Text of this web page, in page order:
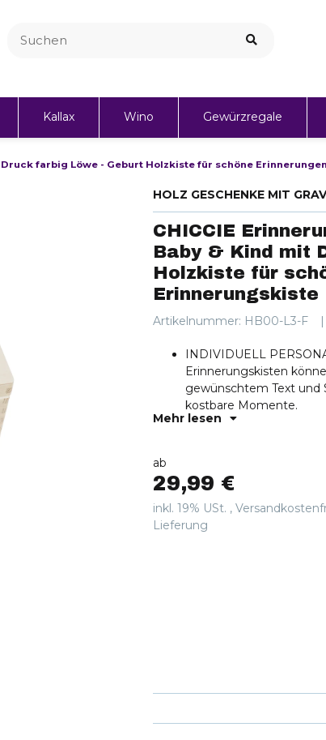
Kallax Wino Gewürzregale
Personalisierte Geschenke
farbig Löwe - Geburt Holzkiste für schöne
HOLZ GESCHENKE MIT
CHICCIE
Baby & Kind mit
Holzkiste für
Erinnerungskiste
Artikelnummer: HB00-L3-F
INDIVIDUELL
Erinnerungskisten
gewünschtem Text und
kostbare Momente.
QUALITATIV
nachhaltiger
FÜR DIE EWIGKEIT -
großen Schätze der
Lieblingsschnuller bis
kostbarsten
VIELSEITIG
EINZIGARTIGES
für frisch gebackene
Erwachsenwerden
Mehr lesen
ab
29,99 €
inkl. 19% USt. ,
Lieferung